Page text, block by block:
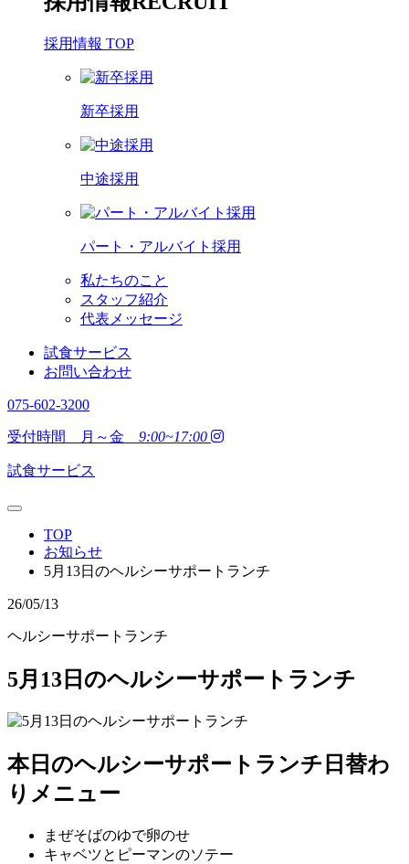
採用情報 TOP
新卒採用
中途採用
パート・アルバイト採用
私たちのこと
スタッフ紹介
代表メッセージ
試食サービス
お問い合わせ
075-602-3200
受付時間 月～金 9:00~17:00
試食サービス
TOP
お知らせ
5月13日のヘルシーサポートランチ
26/05/13
ヘルシーサポートランチ
5月13日のヘルシーサポートランチ
本日のヘルシーサポートランチ日替わ
りメニュー
まぜそばのゆで卵のせ
キャベツとピーマンのソテー